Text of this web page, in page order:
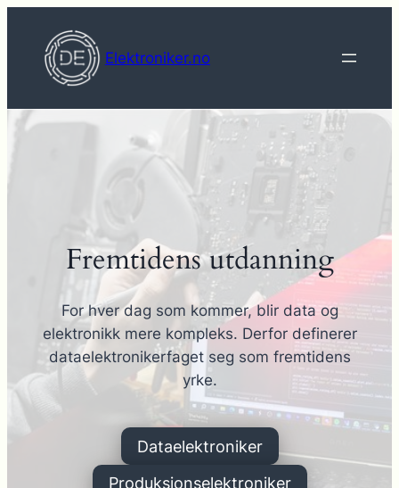
innhold
Elektroniker.no
Fremtidens utdanning
For hver dag som kommer, blir data og
elektronikk mere kompleks. Derfor definerer
dataelektronikerfaget seg som fremtidens
yrke.
Dataelektroniker
Produksjonselektroniker